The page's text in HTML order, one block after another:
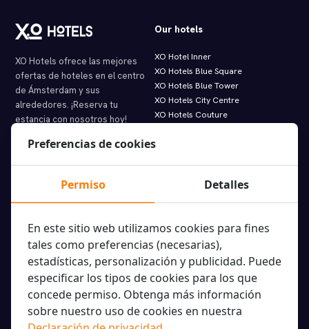
XO Hotels ofrece las mejores
ofertas de hoteles en el centro
de Ámsterdam y sus
alrededores. ¡Reserva tu
estancia con nosotros hoy!
Molenwerf 1
Our hotels
XO Hotel Inner
XO Hotels Blue Square
XO Hotels Blue Tower
XO Hotels City Centre
XO Hotels Couture
XO Hotels Park West
Hotel Van Gogh
Information
Acerca de XO Hotels
Ubicación de XO Hotels
Tipos de habitaciones
Directorio de huéspedes en línea
FAQ XO Hotels
Featured links.
Ofertas inmejorables
Alquile su bicicleta de XO Hotels
Tours y excursiones
Aplicación
Paybylink
Preferencias de cookies
Permiso Detalles
En este sitio web utilizamos cookies para fines
tales como preferencias (necesarias),
estadísticas, personalización y publicidad. Puede
especificar los tipos de cookies para los que
concede permiso. Obtenga más información
sobre nuestro uso de cookies en nuestra